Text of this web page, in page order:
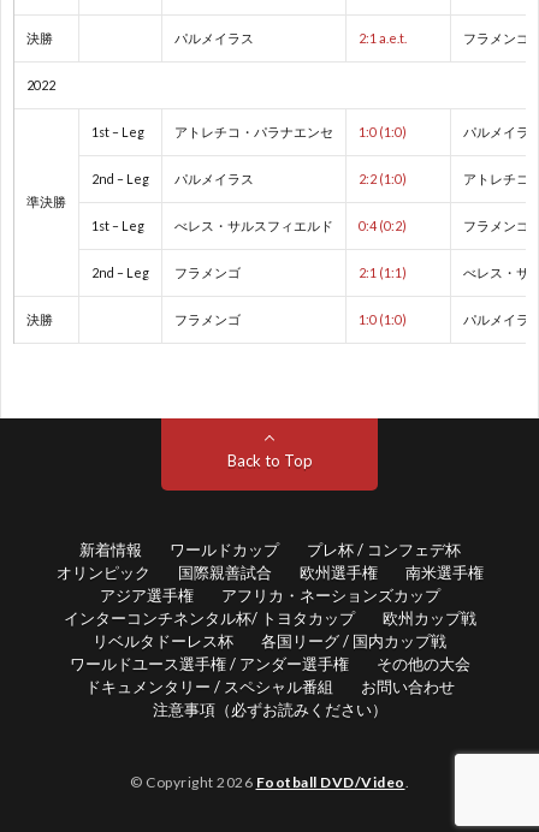
決勝 パルメイラス 2:1 a.e.t. フラメンゴ
2022
準決勝
1st – Leg アトレチコ・パラナエンセ 1:0 (1:0) パルメイラ
2nd – Leg パルメイラス 2:2 (1:0) アトレチコ
1st – Leg べレス・サルスフィエルド 0:4 (0:2) フラメンゴ
2nd – Leg フラメンゴ 2:1 (1:1) べレス・サ
決勝 フラメンゴ 1:0 (1:0) パルメイラ
Back to Top
新着情報 ワールドカップ
プレ杯 / コンフェデ杯
オリンピック
国際親善試合 欧州選手権
南米選手権
アジア選手権
アフリカ・ネーションズカップ
インターコンチネンタル杯/ トヨタカップ
欧州カップ戦
リベルタドーレス杯
各国リーグ / 国内カップ戦
ワールドユース選手権 / アンダー選手権
その他の大会
ドキュメンタリー / スペシャル番組
お問い合わせ
注意事項（必ずお読みください）
© Copyright 2026 Football DVD/Video.